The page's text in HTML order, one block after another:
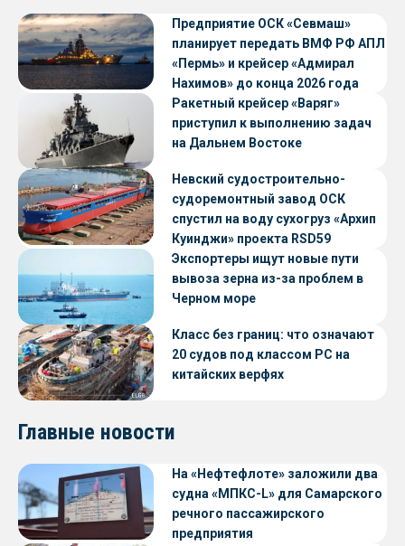
Предприятие ОСК «Севмаш»
планирует передать ВМФ РФ АПЛ
«Пермь» и крейсер «Адмирал
Нахимов» до конца 2026 года
Ракетный крейсер «Варяг»
приступил к выполнению задач
на Дальнем Востоке
Невский судостроительно-
судоремонтный завод ОСК
спустил на воду сухогруз «Архип
Куинджи» проекта RSD59
Экспортеры ищут новые пути
вывоза зерна из-за проблем в
Черном море
Класс без границ: что означают
20 судов под классом РС на
китайских верфях
Главные новости
На «Нефтефлоте» заложили два
судна «МПКС-L» для Самарского
речного пассажирского
предприятия